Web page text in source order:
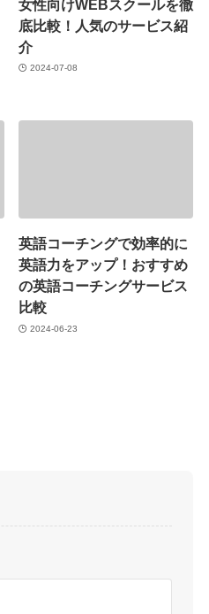
女性向けWEBスクールを徹
底比較！人気のサービス紹
介
2024-07-08
英語コーチングで効率的に
英語力をアップ！おすすめ
の英語コーチングサービス
比較
2024-06-23